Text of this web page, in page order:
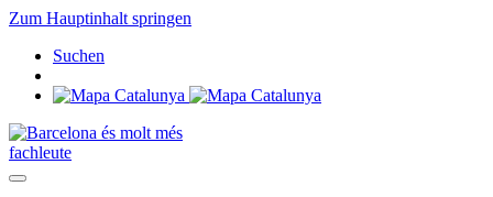
Zum Hauptinhalt springen
Suchen
fachleute